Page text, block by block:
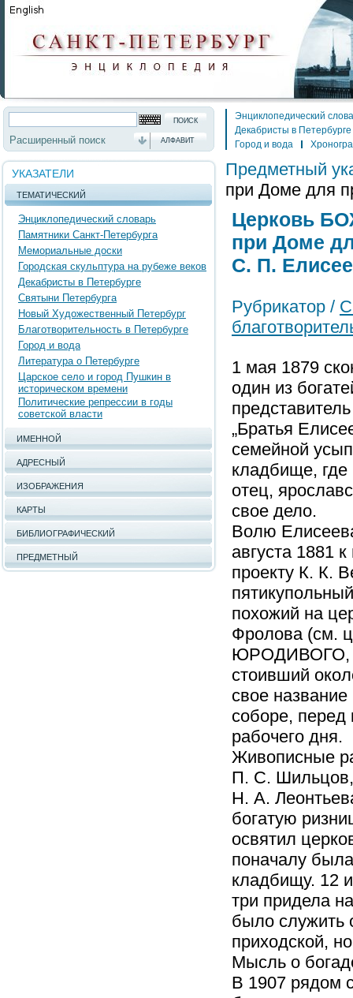
Расширенный поиск АЛФАВИТ
УКАЗАТЕЛИ
ТЕМАТИЧЕСКИЙ
Энциклопедический словарь
Памятники Санкт-Петербурга
Мемориальные доски
Городская скульптура на рубеже веков
Декабристы в Петербурге
Святыни Петербурга
Новый Художественный Петербург
Благотворительность в Петербурге
Город и вода
Литература о Петербурге
Царское село и город Пушкин в
историческом времени
Политические репрессии в годы
советской власти
ИМЕННОЙ
АДРЕСНЫЙ
ИЗОБРАЖЕНИЯ
КАРТЫ
БИБЛИОГРАФИЧЕСКИЙ
ПРЕДМЕТНЫЙ
Энциклопедический
Декабристы в Петербурге
Город и вода
Предметный
при Доме для
Церковь
при Доме
С. П.
Рубрикатор /
1 мая 1879
один из
„Братья
семейной
кладбище,
отец,
свое дело.
Волю
августа 1881
проекту К. К.
похожий на
Фролова (см.
ЮРОДИВОГО,
стоивший
свое
соборе,
рабочего дня.
Живописные
П. С. Шильцов,
Н. А.
богатую
освятил
поначалу
кладбищу. 12
три придела
было служить
приходской,
Мысль о
В 1907 рядом